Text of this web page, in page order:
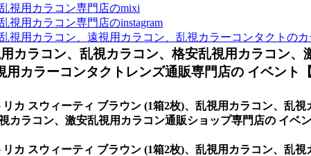
視用カラコン専門店のmixi
用カラコン専門店のinstagram
用カラコン、遠視用カラコン、乱視カラーコンタクトのカ
カラコン、乱視カラコン、格安乱視用カラコン、
カラーコンタクトレンズ通販専門店の イベント
リカ スウィーティ ブラウン (1箱2枚)、乱視用カラコン、乱
ラコン、激安乱視用カラコン通販ショップ専門店の イベ
リカ スウィーティ ブラウン (1箱2枚)、乱視用カラコン、乱